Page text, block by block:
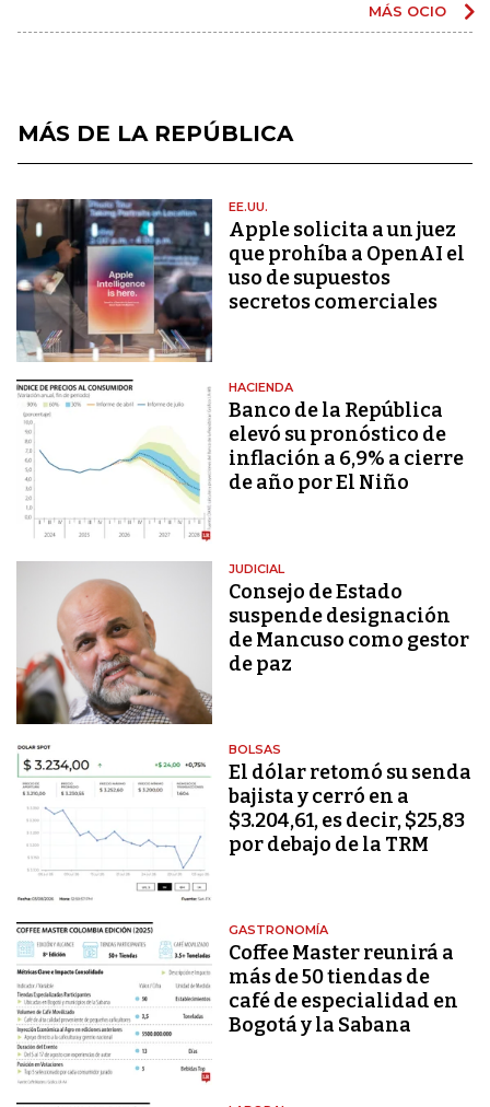
MÁS OCIO
MÁS DE LA REPÚBLICA
EE.UU.
Apple solicita a un juez
que prohíba a OpenAI el
uso de supuestos
secretos comerciales
HACIENDA
Banco de la República
elevó su pronóstico de
inflación a 6,9% a cierre
de año por El Niño
JUDICIAL
Consejo de Estado
suspende designación
de Mancuso como gestor
de paz
BOLSAS
El dólar retomó su senda
bajista y cerró en a
$3.204,61, es decir, $25,83
por debajo de la TRM
GASTRONOMÍA
Coffee Master reunirá a
más de 50 tiendas de
café de especialidad en
Bogotá y la Sabana